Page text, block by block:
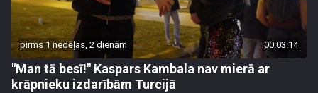
pirms 1 nedēļas, 2 dienām 00:03:14
"Man tā besī!" Kaspars Kambala nav mierā ar
krāpnieku izdarībām Turcijā